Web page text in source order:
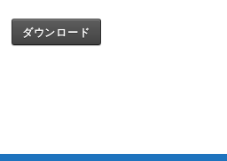
ダウンロード